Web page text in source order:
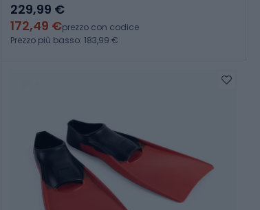
229,99 €
172,49 €prezzo con codice
Prezzo più basso: 183,99 €